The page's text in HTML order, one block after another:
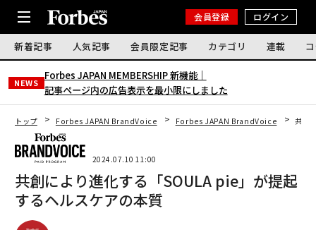
会員登録 ログイン
新着記事 人気記事 会員限定記事 カテゴリ 連載
NEWS
Forbes JAPAN MEMBERSHIP 新機能｜
記事ページ内の広告表示を最小限にしました
トップ Forbes JAPAN BrandVoice Forbes JAPAN BrandVoice 共創
2024.07.10 11:00
共創により進化する「SOULA pie」が提起
するヘルスケアの本質